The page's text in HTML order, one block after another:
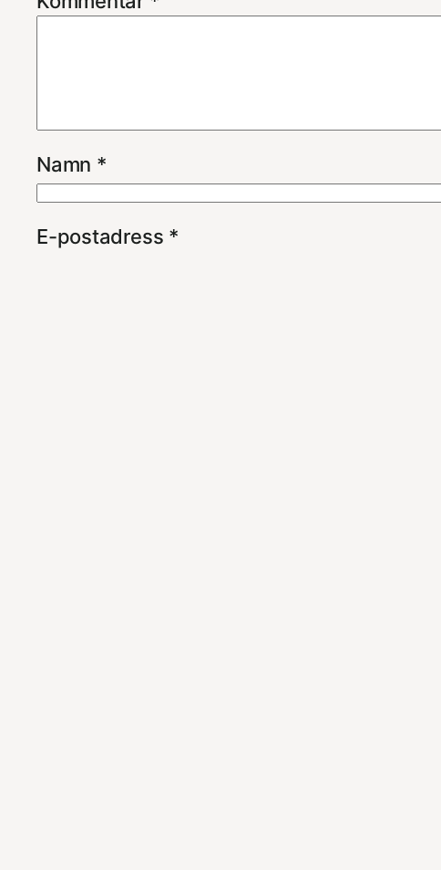
Namn *
E-postadress *